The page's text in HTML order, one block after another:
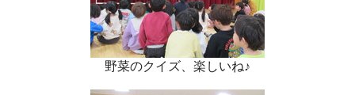
野菜のクイズ、楽しいね♪